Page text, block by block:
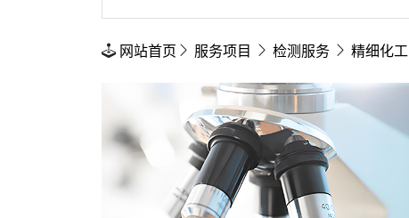
网站首页 服务项目 检测服务 精细化工